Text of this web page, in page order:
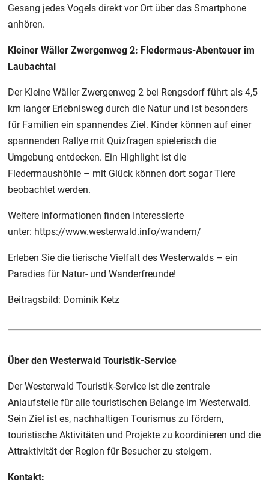
Gesang jedes Vogels direkt vor Ort über das Smartphone
anhören.
Kleiner Wäller Zwergenweg 2: Fledermaus-Abenteuer im
Laubachtal
Der Kleine Wäller Zwergenweg 2 bei Rengsdorf führt als 4,5
km langer Erlebnisweg durch die Natur und ist besonders
für Familien ein spannendes Ziel. Kinder können auf einer
spannenden Rallye mit Quizfragen spielerisch die
Umgebung entdecken. Ein Highlight ist die
Fledermaushöhle – mit Glück können dort sogar Tiere
beobachtet werden.
Weitere Informationen finden Interessierte
unter: https://www.westerwald.info/wandern/
Erleben Sie die tierische Vielfalt des Westerwalds – ein
Paradies für Natur- und Wanderfreunde!
Beitragsbild: Dominik Ketz
Über den Westerwald Touristik-Service
Der Westerwald Touristik-Service ist die zentrale
Anlaufstelle für alle touristischen Belange im Westerwald.
Sein Ziel ist es, nachhaltigen Tourismus zu fördern,
touristische Aktivitäten und Projekte zu koordinieren und die
Attraktivität der Region für Besucher zu steigern.
Kontakt: